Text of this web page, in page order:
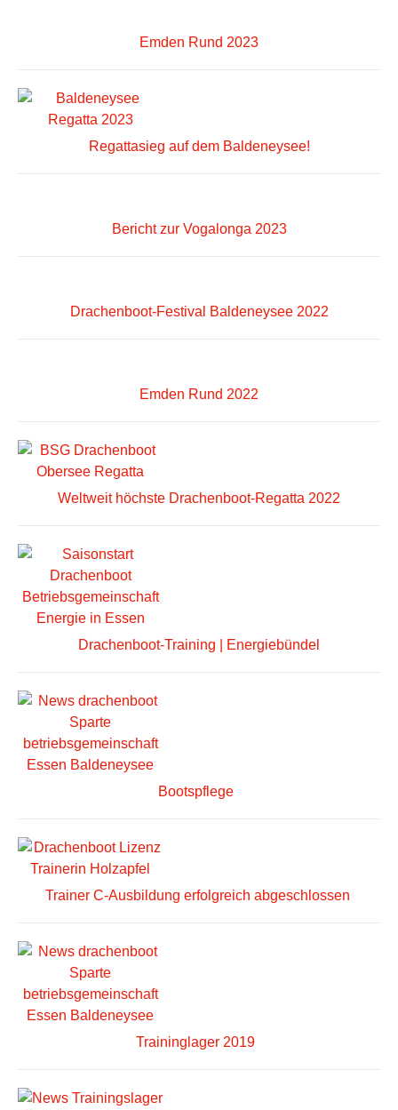
Emden Rund 2023
Regattasieg auf dem Baldeneysee!
Bericht zur Vogalonga 2023
Drachenboot-Festival Baldeneysee 2022
Emden Rund 2022
Weltweit höchste Drachenboot-Regatta 2022
Drachenboot-Training | Energiebündel
Bootspflege
Trainer C-Ausbildung erfolgreich abgeschlossen
Traininglager 2019